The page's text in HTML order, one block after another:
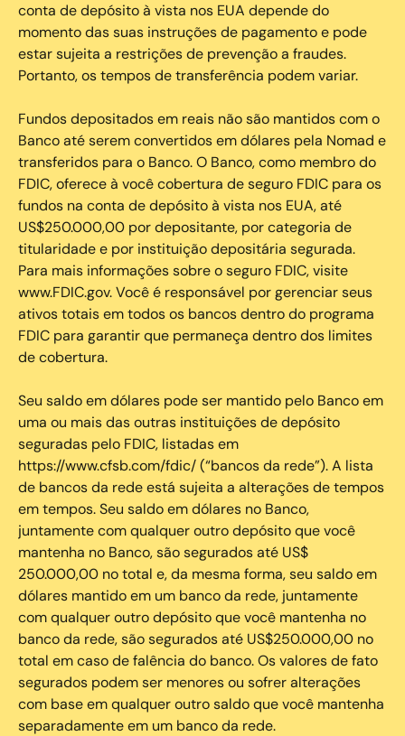
conta de depósito à vista nos EUA depende do
momento das suas instruções de pagamento e pode
estar sujeita a restrições de prevenção a fraudes.
Portanto, os tempos de transferência podem variar.
Fundos depositados em reais não são mantidos com o
Banco até serem convertidos em dólares pela Nomad e
transferidos para o Banco. O Banco, como membro do
FDIC, oferece à você cobertura de seguro FDIC para os
fundos na conta de depósito à vista nos EUA, até
US$250.000,00 por depositante, por categoria de
titularidade e por instituição depositária segurada.
Para mais informações sobre o seguro FDIC, visite
www.FDIC.gov. Você é responsável por gerenciar seus
ativos totais em todos os bancos dentro do programa
FDIC para garantir que permaneça dentro dos limites
de cobertura.
Seu saldo em dólares pode ser mantido pelo Banco em
uma ou mais das outras instituições de depósito
seguradas pelo FDIC, listadas em
https://www.cfsb.com/fdic/ (“bancos da rede”). A lista
de bancos da rede está sujeita a alterações de tempos
em tempos. Seu saldo em dólares no Banco,
juntamente com qualquer outro depósito que você
mantenha no Banco, são segurados até US$
250.000,00 no total e, da mesma forma, seu saldo em
dólares mantido em um banco da rede, juntamente
com qualquer outro depósito que você mantenha no
banco da rede, são segurados até US$250.000,00 no
total em caso de falência do banco. Os valores de fato
segurados podem ser menores ou sofrer alterações
com base em qualquer outro saldo que você mantenha
separadamente em um banco da rede.